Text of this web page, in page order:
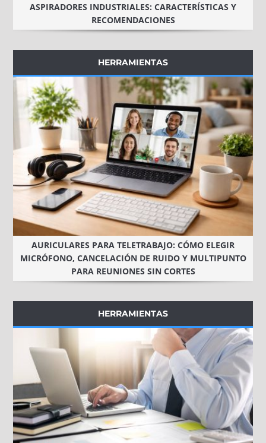
ASPIRADORES INDUSTRIALES: CARACTERÍSTICAS Y
RECOMENDACIONES
HERRAMIENTAS
AURICULARES PARA TELETRABAJO: CÓMO ELEGIR
MICRÓFONO, CANCELACIÓN DE RUIDO Y MULTIPUNTO
PARA REUNIONES SIN CORTES
HERRAMIENTAS